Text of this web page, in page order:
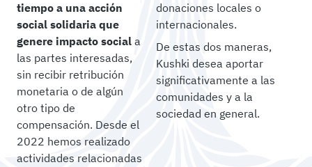
tiempo a una acción
social solidaria que
genere impacto social a
las partes interesadas,
sin recibir retribución
monetaria o de algún
otro tipo de
compensación. Desde el
2022 hemos realizado
actividades relacionadas
donaciones locales o
internacionales.
De estas dos maneras,
Kushki desea aportar
significativamente a las
comunidades y a la
sociedad en general.